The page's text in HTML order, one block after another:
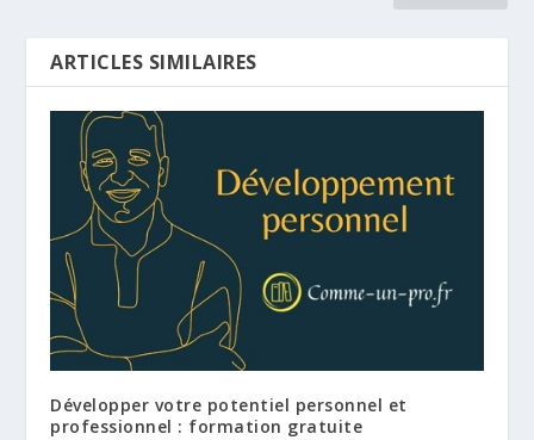
ARTICLES SIMILAIRES
Développer votre potentiel personnel et
professionnel : formation gratuite